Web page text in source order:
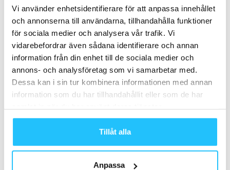
Vi använder enhetsidentifierare för att anpassa innehållet
och annonserna till användarna, tillhandahålla funktioner
för sociala medier och analysera vår trafik. Vi
vidarebefordrar även sådana identifierare och annan
information från din enhet till de sociala medier och
annons- och analysföretag som vi samarbetar med.
Dessa kan i sin tur kombinera informationen med annan
information som du har tillhandahållit eller som de har
Tillåt alla
Anpassa
Relaterade artiklar Mer av samma författare
Business
Podcast: Katarina Andersson om
Active Sweden, FaR och GLP-1 –
branschfrågorna som formar gym-
Sverige (del 2/2)
Business
Katarina Andersson fortsätter två år
till som ordförande för Active Sweden